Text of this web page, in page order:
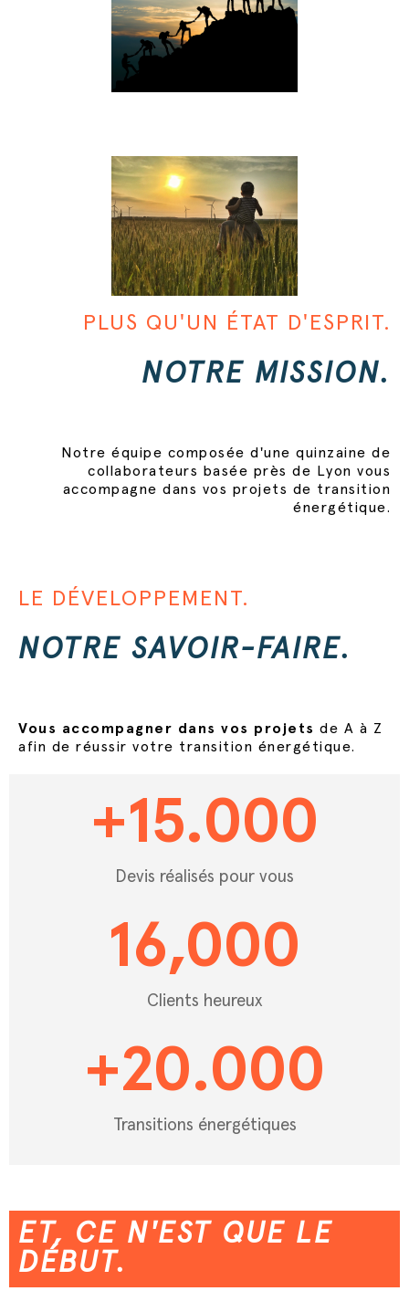
PLUS QU'UN ÉTAT D'ESPRIT.
NOTRE MISSION.
Notre équipe composée d'une quinzaine de
collaborateurs basée près de Lyon vous
accompagne dans vos projets de transition
énergétique.
LE DÉVELOPPEMENT.
NOTRE SAVOIR-FAIRE.
Vous accompagner dans vos projets de A à Z
afin de réussir votre transition énergétique.
+15.000
Devis réalisés pour vous
16,000
Clients heureux
+20.000
Transitions énergétiques
ET, CE N'EST QUE LE
DÉBUT.